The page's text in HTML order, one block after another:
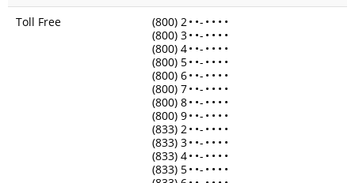
Toll Free
(800) 2• •- • • • •
(800) 3• •- • • • •
(800) 4• •- • • • •
(800) 5• •- • • • •
(800) 6• •- • • • •
(800) 7• •- • • • •
(800) 8• •- • • • •
(800) 9• •- • • • •
(833) 2• •- • • • •
(833) 3• •- • • • •
(833) 4• •- • • • •
(833) 5• •- • • • •